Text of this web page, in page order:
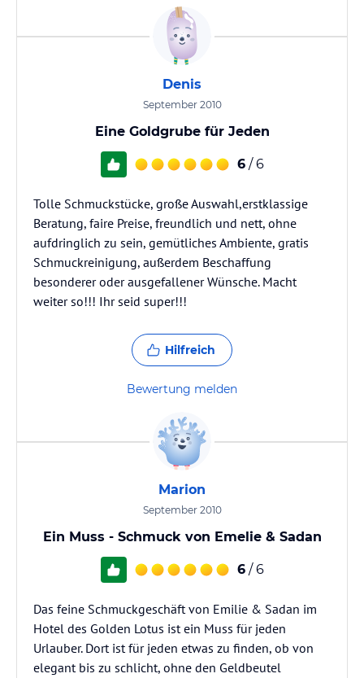
Denis
September 2010
Eine Goldgrube für Jeden
6 / 6
Tolle Schmuckstücke, große Auswahl,erstklassige
Beratung, faire Preise, freundlich und nett, ohne
aufdringlich zu sein, gemütliches Ambiente, gratis
Schmuckreinigung, außerdem Beschaffung
besonderer oder ausgefallener Wünsche. Macht
weiter so!!! Ihr seid super!!!
Hilfreich
Bewertung melden
Marion
September 2010
Ein Muss - Schmuck von Emelie & Sadan
6 / 6
Das feine Schmuckgeschäft von Emilie & Sadan im
Hotel des Golden Lotus ist ein Muss für jeden
Urlauber. Dort ist für jeden etwas zu finden, ob von
elegant bis zu schlicht, ohne den Geldbeutel